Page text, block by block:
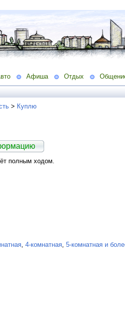
Афиша Отдых
> Куплю
полным ходом.
4-комнатная 5-комнатная и